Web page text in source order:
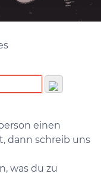
einen
dann schreib uns
was du zu